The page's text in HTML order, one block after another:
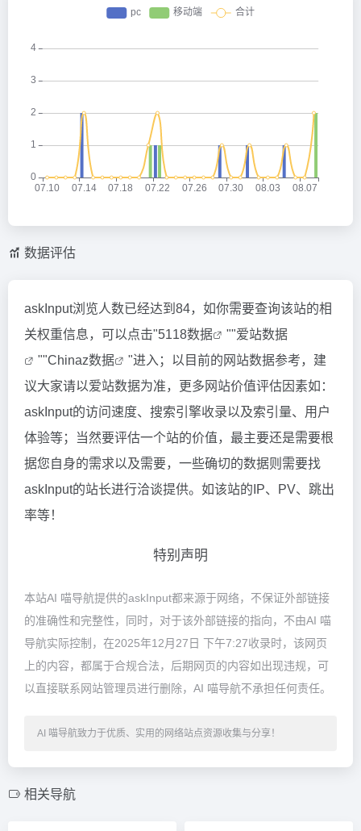
数据评估
askInput浏览人数已经达到84，如你需要查询该站的相
关权重信息，可以点击"5118数据 ""爱站数据
""Chinaz数据
"进入；以目前的网站数据参考，建
议大家请以爱站数据为准，更多网站价值评估因素如：
askInput的访问速度、搜索引擎收录以及索引量、用户
体验等；当然要评估一个站的价值，最主要还是需要根
据您自身的需求以及需要，一些确切的数据则需要找
askInput的站长进行洽谈提供。如该站的IP、PV、跳出
率等！
特别声明
本站AI 喵导航提供的askInput都来源于网络，不保证外部链接
的准确性和完整性，同时，对于该外部链接的指向，不由AI 喵
导航实际控制，在2025年12月27日 下午7:27收录时，该网页
上的内容，都属于合规合法，后期网页的内容如出现违规，可
以直接联系网站管理员进行删除，AI 喵导航不承担任何责任。
AI 喵导航致力于优质、实用的网络站点资源收集与分享！
相关导航